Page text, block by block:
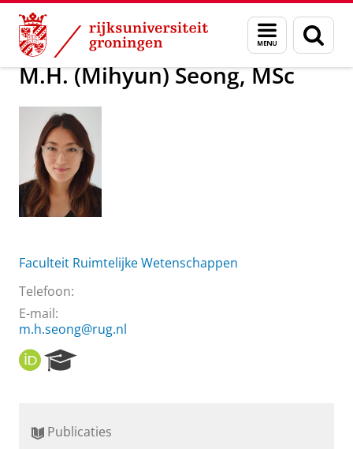
Skip
Content
Skip
Navigation
Menu
en
zoeken
Over ons M.H. (Mihyun) Seong, MSc
M.H. (Mihyun) Seong, MSc
Faculteit Ruimtelijke Wetenschappen
Telefoon:
E-mail:
m.h.seong@rug.nl
O
R
r
Publicaties